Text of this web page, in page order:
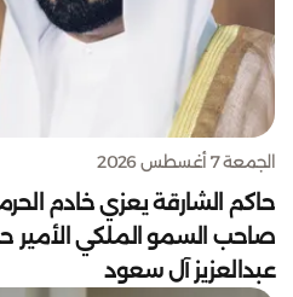
الجمعة 7 أغسطس 2026
حاكم الشارقة يعزي خادم
صاحب السمو الملكي
عبدالعزيز آل سعود